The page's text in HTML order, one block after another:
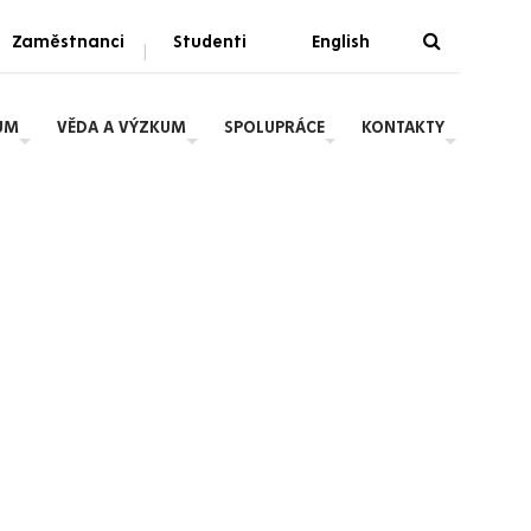
Zaměstnanci | Studenti English
VĚDA A VÝZKUM SPOLUPRÁCE KONTAKTY